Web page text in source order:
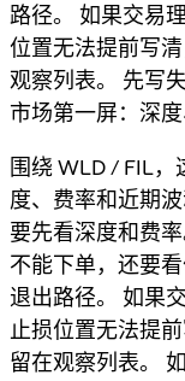
路径。 如果交易
位置无法提前写
观察列表。 先写
市场第一屏：深
围绕 WLD / FIL，
度、费率和近期
要先看深度和费
不能下单，还要
退出路径。 如果
止损位置无法提
留在观察列表。